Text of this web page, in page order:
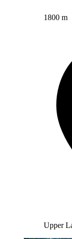
1800 m
Upper